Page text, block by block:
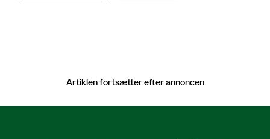
Artiklen fortsætter efter annoncen